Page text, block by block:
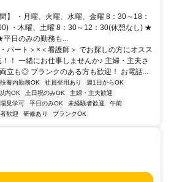
】 ・月曜、火曜、水曜、金曜 8：30～18：
・木曜、土曜 8：30～12：30(休憩なし) ★
日のみの勤務も...
パート＞×＜看護師＞ でお探しの方にオスス
！ 一緒にお仕事しませんか♪ 主婦・主夫さ
立も◎ ブランクのある方も歓迎！ お電話...
扶養内勤務OK 社員登用あり
週1日からOK
内OK 土日祝のみOK
主婦・主夫歓迎
見学可 平日のみOK 未経験者歓迎
午前
歓迎 研修あり ブランクOK